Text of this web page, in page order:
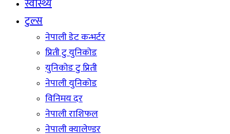
स्वास्थ्य
टुल्स
नेपाली डेट कन्भर्टर
प्रिती टु युनिकोड
युनिकोड टु प्रिती
नेपाली युनिकोड
विनिमय दर
नेपाली राशिफल
नेपाली क्यालेण्डर